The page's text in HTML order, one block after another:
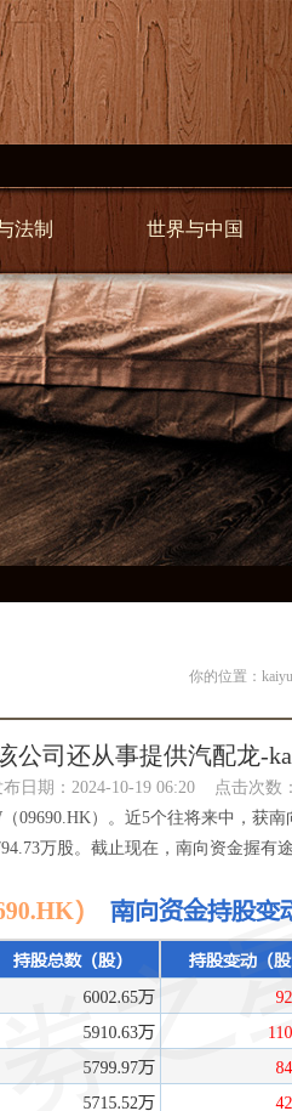
法制 世界与中国
你的位置：
公司还从事提供汽配龙-
布日期：2024-10-19 06:20 点击次数
09690.HK）。近5个往将来中，获
万股。截止现在，南向资金握有